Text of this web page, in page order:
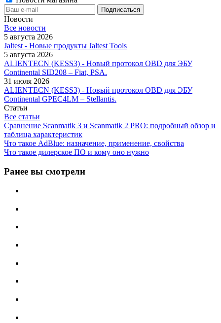
Новости
Все новости
5 августа 2026
Jaltest - Новые продукты Jaltest Tools
5 августа 2026
ALIENTECN (KESS3) - Новый протокол OBD для ЭБУ
Continental SID208 – Fiat, PSA.
31 июля 2026
ALIENTECN (KESS3) - Новый протокол OBD для ЭБУ
Continental GPEC4LM – Stellantis.
Статьи
Все статьи
Сравнение Scanmatik 3 и Scanmatik 2 PRO: подробный обзор и
таблица характеристик
Что такое AdBlue: назначение, применение, свойства
Что такое дилерское ПО и кому оно нужно
Ранее вы смотрели